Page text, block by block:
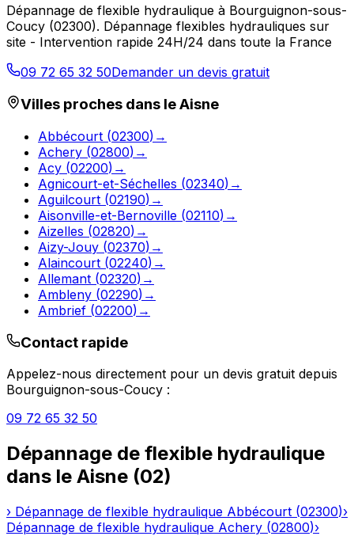
Dépannage de flexible hydraulique à Bourguignon-sous-
Coucy (02300). Dépannage flexibles hydrauliques sur
site - Intervention rapide 24H/24 dans toute la France
09 72 65 32 50Demander un devis gratuit
Villes proches dans leAisne
Abbécourt (02300) →
Achery (02800) →
Acy (02200) →
Agnicourt-et-Séchelles (02340) →
Aguilcourt (02190) →
Aisonville-et-Bernoville (02110) →
Aizelles (02820) →
Aizy-Jouy (02370) →
Alaincourt (02240) →
Allemant (02320) →
Ambleny (02290) →
Ambrief (02200) →
Contact rapide
Appelez-nous directement pour un devis gratuit depuis
Bourguignon-sous-Coucy :
09 72 65 32 50
Dépannage de flexible hydraulique
dans le Aisne (02)
› Dépannage de flexible hydraulique Abbécourt (02300)›
Dépannage de flexible hydraulique Achery (02800)›